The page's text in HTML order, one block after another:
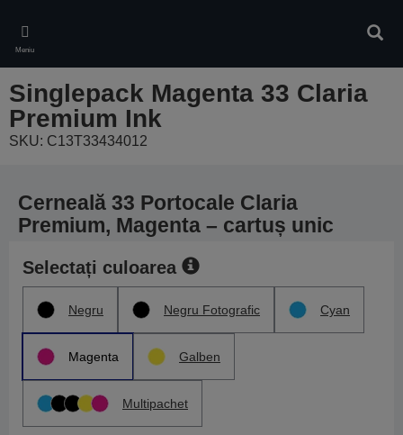
main
content
Meniu
Singlepack Magenta 33 Claria
Premium Ink
SKU: C13T33434012
Cerneală 33 Portocale Claria
Premium, Magenta – cartuș unic
Selectați culoarea
Negru Negru Fotografic Cyan
Magenta Galben
Multipachet